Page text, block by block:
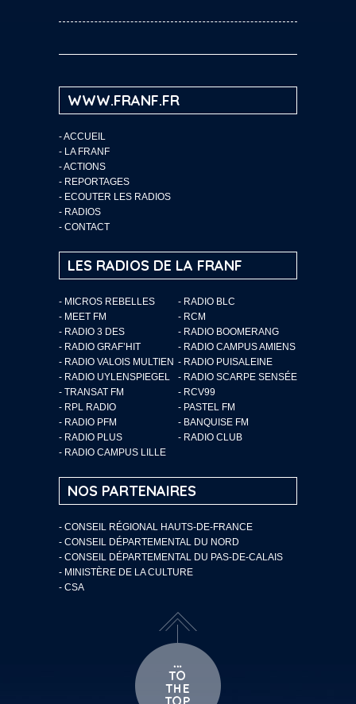
WWW.FRANF.FR
-ACCUEIL
- LA FRANF
-ACTIONS
- REPORTAGES
- ECOUTER LES RADIOS
- RADIOS
- CONTACT
LES RADIOS DE LA FRANF
- MICROS REBELLES
- RADIO BLC
- MEET FM
- RCM
- RADIO 3 DES
- RADIO BOOMERANG
- RADIO GRAF’HIT
- RADIO CAMPUS AMIENS
- RADIO VALOIS MULTIEN - RADIO PUISALEINE
- RADIO UYLENSPIEGEL
- RADIO SCARPE SENSÉE
- TRANSAT FM
- RCV99
- RPL RADIO
- PASTEL FM
- RADIO PFM
- BANQUISE FM
- RADIO PLUS
- RADIO CLUB
- RADIO CAMPUS LILLE
NOS PARTENAIRES
- CONSEIL RÉGIONAL HAUTS-DE-FRANCE
- CONSEIL DÉPARTEMENTAL DU NORD
- CONSEIL DÉPARTEMENTAL DU PAS-DE-CALAIS
- MINISTÈRE DE LA CULTURE
- CSA